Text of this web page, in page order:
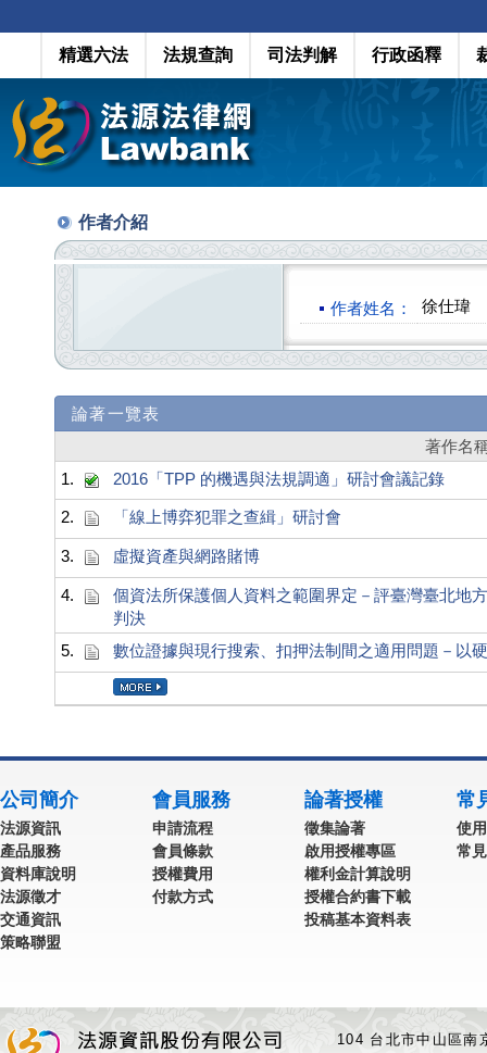
精選六法 法規查詢 司法判解 行政函釋
作者介紹
作者姓名： 徐仕瑋
論著一覽表
著作名
1.
2016「TPP 的機遇與法規調適」研討會議記錄
2. 「線上博弈犯罪之查緝」研討會
3. 虛擬資產與網路賭博
4.
個資法所保護個人資料之範圍界定－評臺灣臺北地
判決
5.
數位證據與現行搜索、扣押法制間之適用問題－以
公司簡介
法源資訊
產品服務
資料庫說明
法源徵才
交通資訊
策略聯盟
會員服務
申請流程
會員條款
授權費用
付款方式
論著授權
徵集論著
啟用授權專區
權利金計算說明
授權合約書下載
投稿基本資料表
常
使
常
104 台北市中山區